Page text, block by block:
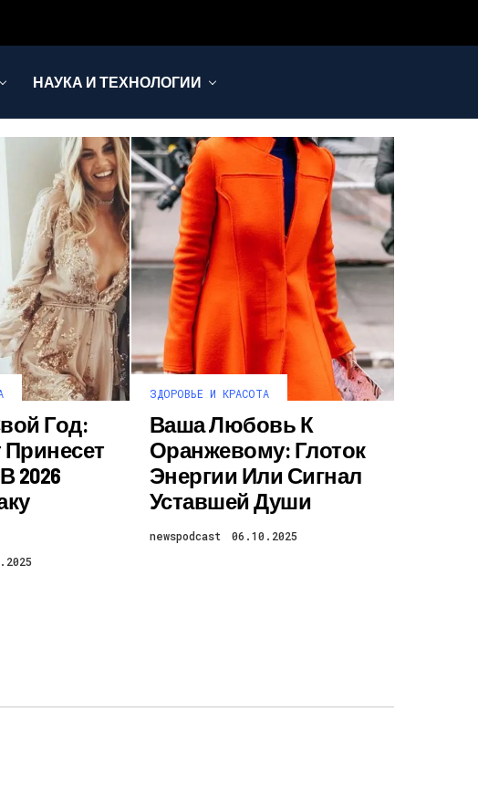
НАУКА И ТЕХНОЛОГИИ
Год:
Принесет
2026
ЗДОРОВЬЕ И КРАСОТА
Ваша Любовь К
Оранжевому: Глоток
Энергии Или Сигнал
Уставшей Души
newspodcast 06.10.2025